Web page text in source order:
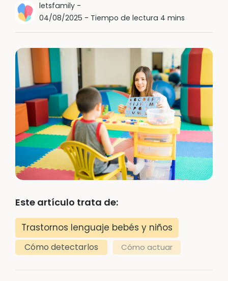
letsfamily -
04/08/2025 - Tiempo de lectura 4 mins
Este artículo trata de:
Trastornos lenguaje bebés y niños
Cómo detectarlos Cómo actuar